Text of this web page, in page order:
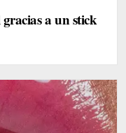
a un stick